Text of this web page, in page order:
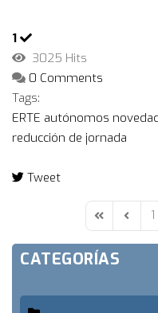
1
3025 Hits
0 Comments
Tags:
ERTE autónomos
reducción de jornada
Tweet
First Page 1
CATEGORÍAS